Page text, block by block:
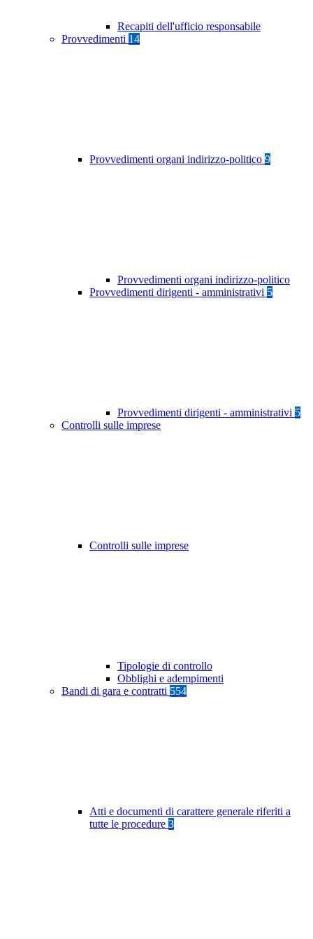
Recapiti dell'ufficio responsabile
Provvedimenti 14
Provvedimenti organi indirizzo-politico 9
Provvedimenti organi indirizzo-politico
Provvedimenti dirigenti - amministrativi 5
Provvedimenti dirigenti - amministrativi 5
Controlli sulle imprese
Controlli sulle imprese
Tipologie di controllo
Obblighi e adempimenti
Bandi di gara e contratti 554
Atti e documenti di carattere generale riferiti a
tutte le procedure 3